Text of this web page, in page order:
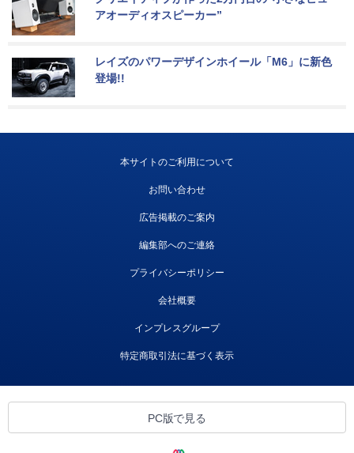
アオーディオスピーカー”
レイズのパワーデザインホイール「M6」に新色
登場!!
本サイトのご利用について
お問い合わせ
広告掲載のご案内
編集部へのご連絡
プライバシーポリシー
会社概要
インプレスグループ
特定商取引法に基づく表示
PC版で見る